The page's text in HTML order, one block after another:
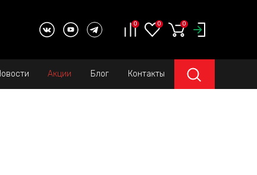
0 0 0
Акции Блог Контакты